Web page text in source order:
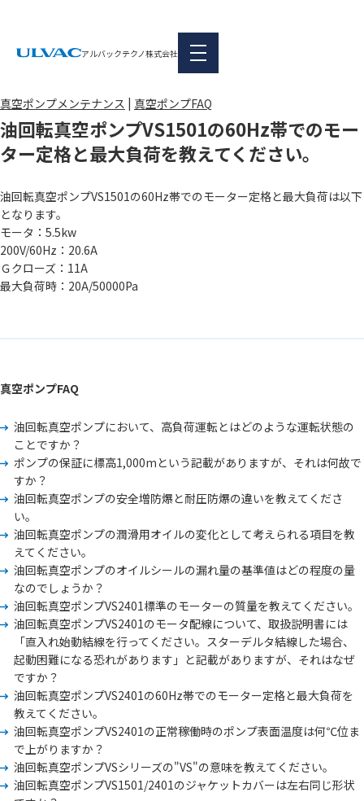
アルバックテクノ株式会社FAQ
真空ポンプメンテナンス | 真空ポンプFAQ
油回転真空ポンプVS1501の60Hz帯でのモー
ター定格と最大負荷を教えてください。
油回転真空ポンプVS1501の60Hz帯でのモーター定格と最大負荷は以下
となります。
モータ：5.5kw
200V/60Hz：20.6A
Ｇクローズ：11A
最大負荷時：20A/50000Pa
真空ポンプFAQ
油回転真空ポンプにおいて、高負荷運転とはどのような運転状態の
ことですか？
ポンプの保証に標高1,000mという記載がありますが、それは何故で
すか？
油回転真空ポンプの安全増防爆と耐圧防爆の違いを教えてくださ
い。
油回転真空ポンプの潤滑用オイルの変化として考えられる項目を教
えてください。
油回転真空ポンプのオイルシールの漏れ量の基準値はどの程度の量
なのでしょうか？
油回転真空ポンプVS2401標準のモーターの質量を教えてください。
油回転真空ポンプVS2401のモータ配線について、取扱説明書には
「直入れ始動結線を行ってください。スターデルタ結線した場合、
起動困難になる恐れがあります」と記載がありますが、それはなぜ
ですか？
油回転真空ポンプVS2401の60Hz帯でのモーター定格と最大負荷を
教えてください。
油回転真空ポンプVS2401の正常稼働時のポンプ表面温度は何℃位ま
で上がりますか？
油回転真空ポンプVSシリーズの"VS"の意味を教えてください。
油回転真空ポンプVS1501/2401のジャケットカバーは左右同じ形状